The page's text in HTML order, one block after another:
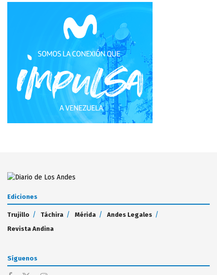
Ediciones
Trujillo Táchira Mérida
Andes Legales
Revista Andina
Síguenos